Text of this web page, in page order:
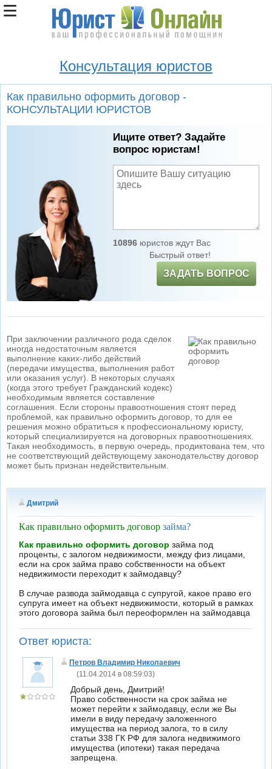
Консультация юристов
Как правильно оформить договор -
КОНСУЛЬТАЦИИ ЮРИСТОВ
Ищите ответ? Задайте
вопрос юристам!
10896юристов ждут Вас
Быстрый ответ!
ЗАДАТЬ ВОПРОС
При заключении различного рода сделок
иногда недостаточным является
выполнение каких-либо действий
(передачи имущества, выполнения работ
или оказания услуг). В некоторых случаях
(когда этого требует Гражданский кодекс)
необходимым является составление
соглашения. Если стороны правоотношения стоят перед
проблемой, как правильно оформить договор, то для ее
решения можно обратиться к профессиональному юристу,
который специализируется на договорных правоотношениях.
Такая необходимость, в первую очередь, продиктована тем, что
не соответствующий действующему законодательству договор
может быть признан недействительным.
Дмитрий
Как правильно оформить договор займа?
Как правильно оформить договор займа под
проценты, с залогом недвижимости, между физ лицами,
если на срок займа право собственности на объект
недвижимости переходит к займодавцу?
В случае развода займодавца с супругой, какое право его
супруга имеет на объект недвижимости, который в рамках
этого договора займа был переоформлен на займодавца
Ответ юриста:
Петров Владимир Николаевич
(11.04.2014 в 08:59:03)
Добрый день, Дмитрий!
Право собственности на срок займа не
может перейти к займодавцу, если же Вы
имели в виду передачу заложенного
имущества на период залога, то в силу
статьи 338 ГК РФ для залога недвижимого
имущества (ипотеки) такая передача
запрещена.